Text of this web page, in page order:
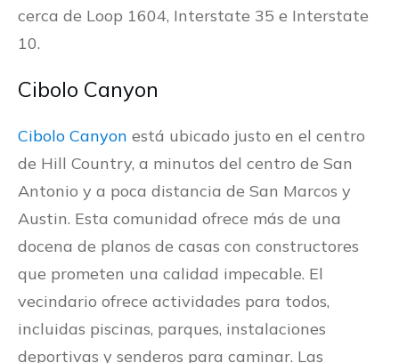
cerca de Loop 1604, Interstate 35 e Interstate
10.
Cibolo Canyon
Cibolo Canyon está ubicado justo en el centro
de Hill Country, a minutos del centro de San
Antonio y a poca distancia de San Marcos y
Austin. Esta comunidad ofrece más de una
docena de planos de casas con constructores
que prometen una calidad impecable. El
vecindario ofrece actividades para todos,
incluidas piscinas, parques, instalaciones
deportivas y senderos para caminar. Las